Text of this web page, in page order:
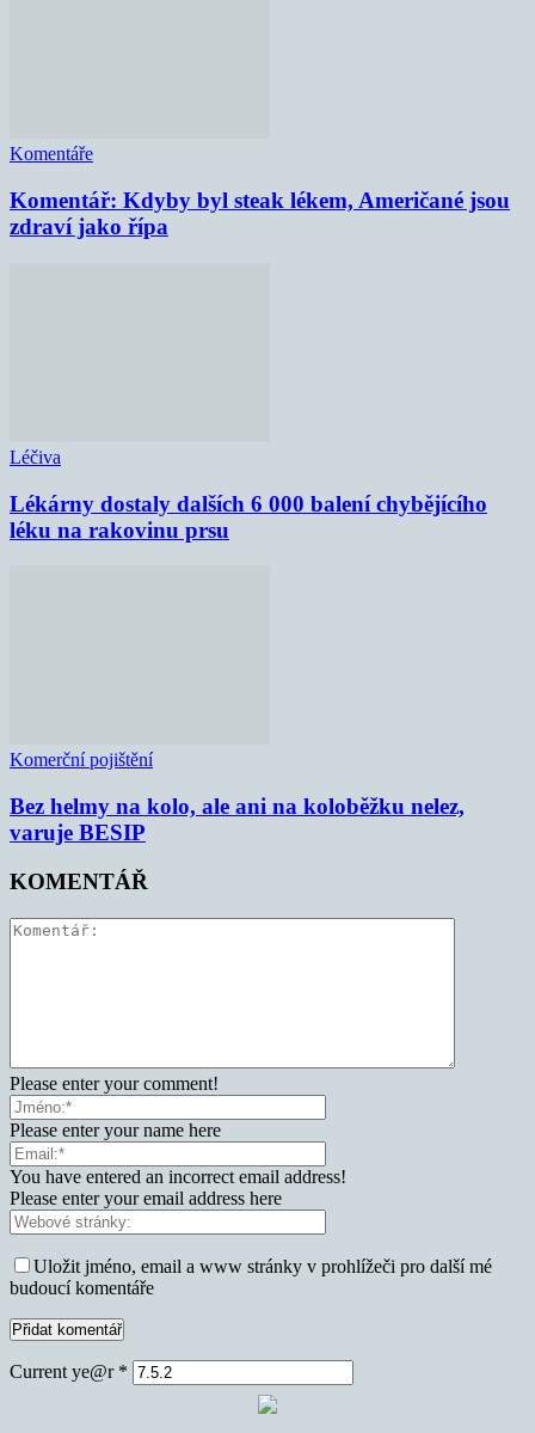
Komentáře
Komentář: Kdyby byl steak lékem, Američané jsou
zdraví jako řípa
Léčiva
Lékárny dostaly dalších 6 000 balení chybějícího
léku na rakovinu prsu
Komerční pojištění
Bez helmy na kolo, ale ani na koloběžku nelez,
varuje BESIP
KOMENTÁŘ
Please enter your comment!
Please enter your name here
You have entered an incorrect email address!
Please enter your email address here
Uložit jméno, email a www stránky v prohlížeči pro další mé
budoucí komentáře
Current ye@r *